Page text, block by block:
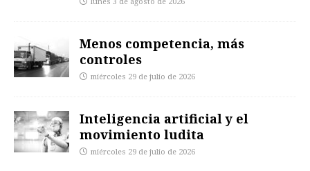
Menos competencia, más
controles
miércoles 29 de julio de 2026
Inteligencia artificial y el
movimiento ludita
miércoles 29 de julio de 2026